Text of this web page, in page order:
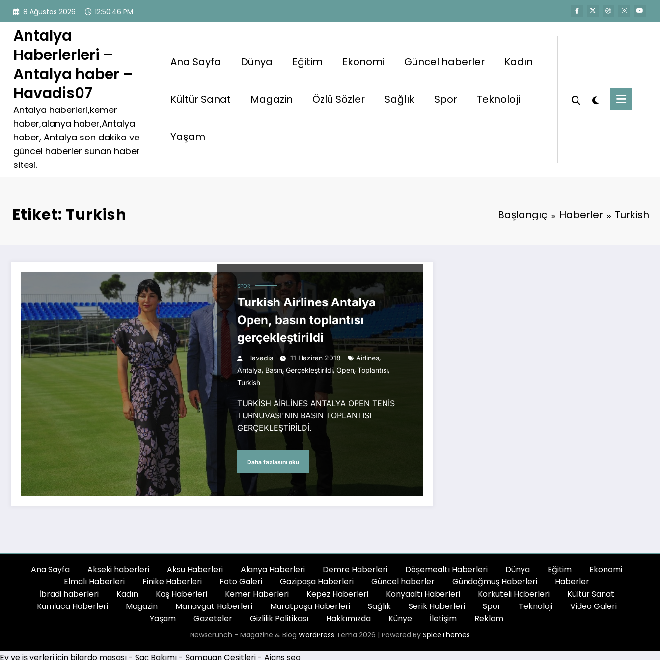
İçeriğe
atla
8 Ağustos 2026 12:50:46 PM
Antalya
Haberlerleri –
Antalya haber –
Havadis07
Antalya haberleri,kemer
haber,alanya haber,Antalya
haber, Antalya son dakika ve
güncel haberler sunan haber
sitesi.
Ana Sayfa Dünya Eğitim Ekonomi Güncel haberler Kadın
Kültür Sanat Magazin Özlü Sözler Sağlık Spor Teknoloji
Yaşam
Etiket: Turkish Başlangıç Haberler Turkish
SPOR
Turkish Airlines Antalya
Open, basın toplantısı
gerçekleştirildi
Havadis 11 Haziran 2018 Airlines,
Antalya, Basın, Gerçekleştirildi, Open, Toplantısı,
Turkish
TURKİSH AİRLİNES ANTALYA OPEN TENİS
TURNUVASI'NIN BASIN TOPLANTISI
GERÇEKLEŞTİRİLDİ.
Daha fazlasını oku
Ana Sayfa Akseki haberleri Aksu Haberleri Alanya Haberleri Demre Haberleri Döşemealtı Haberleri Dünya Eğitim
Ekonomi
Elmalı Haberleri
Finike Haberleri Foto Galeri Gazipaşa Haberleri Güncel haberler Gündoğmuş Haberleri
Haberler
İbradi haberleri
Kadın Kaş Haberleri Kemer Haberleri Kepez Haberleri Konyaaltı Haberleri Korkuteli Haberleri
Kültür Sanat
Kumluca Haberleri
Magazin Manavgat Haberleri Muratpaşa Haberleri Sağlık Serik Haberleri Spor Teknoloji
Video Galeri
Yaşam
Gazeteler Gizlilik Politikası Hakkımızda Künye İletişim Reklam
Newscrunch - Magazine & Blog WordPress Tema 2026 | Powered By SpiceThemes
Ev ve iş yerleri için bilardo masası - Saç Bakımı - Şampuan Çeşitleri - Ajans seo